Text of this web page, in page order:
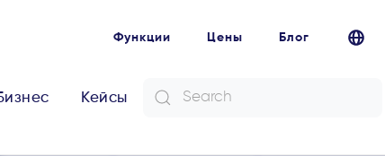
Функции Цены Блог
Кейсы